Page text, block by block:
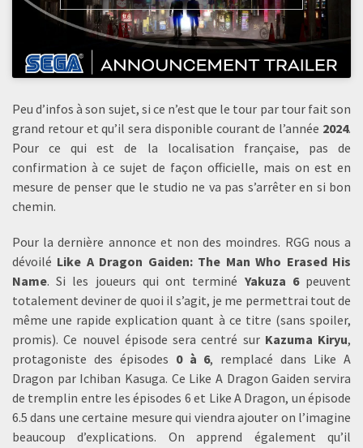
Peu d’infos à son sujet, si ce n’est que le tour par tour fait son
grand retour et qu’il sera disponible courant de l’année 2024.
Pour ce qui est de la localisation française, pas de
confirmation à ce sujet de façon officielle, mais on est en
mesure de penser que le studio ne va pas s’arrêter en si bon
chemin.
Pour la dernière annonce et non des moindres. RGG nous a
dévoilé Like A Dragon Gaiden: The Man Who Erased His
Name. Si les joueurs qui ont terminé Yakuza 6peuvent
totalement deviner de quoi il s’agit, je me permettrai tout de
même une rapide explication quant à ce titre (sans spoiler,
promis). Ce nouvel épisode sera centré sur Kazuma Kiryu,
protagoniste des épisodes 0 à 6, remplacé dans Like A
Dragon par Ichiban Kasuga. Ce Like A Dragon Gaiden servira
de tremplin entre les épisodes 6 et Like A Dragon, un épisode
6.5 dans une certaine mesure qui viendra ajouter on l’imagine
beaucoup d’explications. On apprend également qu’il